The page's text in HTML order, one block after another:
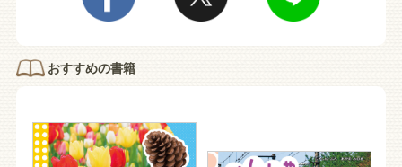
おすすめの書籍